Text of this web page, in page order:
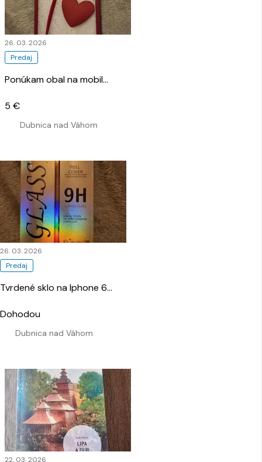
Predaj
26. 03. 2026
Ponúkam obal na mobil…
Dubnica nad Váhom
5 €
Predaj
26. 03. 2026
Tvrdené sklo na Iphone 6…
Dubnica nad Váhom
Dohodou
22. 03. 2026